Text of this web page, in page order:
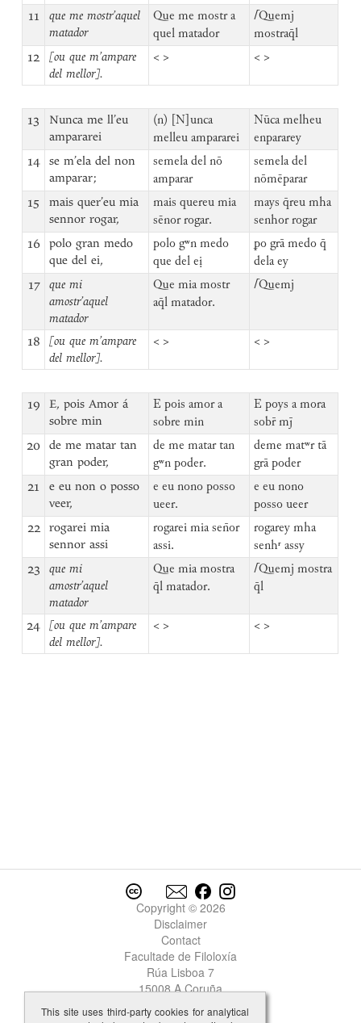
11
que me mostr’aquel
matador
Que me mostr a
quel matador
⌈Quemj
mostraq̄l
12
[ou que m’ampare
del mellor].
< > < >
13
Nunca me ll’eu
ampararei
(n) [N]unca
melleu ampararei
Nūca melheu
enpararey
14
se m’ela del non
amparar;
semela del nō
amparar
semela del
nōmēparar
15
mais quer’eu mia
sennor rogar,
mais quereu mia
sēnor rogar.
mays q̄reu mha
senhor rogar
16
polo gran medo
que del ei,
polo gʷn medo
que del eị
ꝑo grā medo q̄
dela ey
17
que mi
amostr’aquel
matador
Que mia mostr
aq̄l matador.
⌈Quemj
18
[ou que m’ampare
del mellor].
< > < >
19
E, pois Amor á
sobre min
E pois amor a
sobre min
E poys a mora
sobr̄ mj̄
20
de me matar tan
gran poder,
de me matar tan
gʷn poder.
deme matʷr tā
grā poder
21
e eu non o posso
veer,
e eu nono posso
ueer.
e eu nono
posso ueer
22
rogarei mia
sennor assi
rogarei mia sen̄or
assi.
rogarey mha
senhʳ assy
23
que mi
amostr’aquel
matador
Que mia mostra
q̄l matador.
⌈Quemj mostra
q̄l
24
[ou que m’ampare
del mellor].
< > < >
Copyright © 2026
Disclaimer
Contact
Facultade de Filoloxía
Rúa Lisboa 7
15008 A Coruña
This site uses third-party cookies for analytical